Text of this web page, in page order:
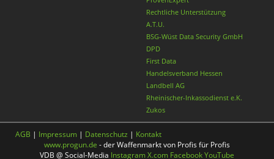
Rechtliche Unterstützung
A.T.U.
BSG-Wüst Data Security GmbH
DPD
First Data
Handelsverband Hessen
Landbell AG
Rheinischer-Inkassodienst e.K.
Zukos
AGB | Impressum | Datenschutz | Kontakt
www.progun.de - der Waffenmarkt von Profis für Profis
VDB @ Social-Media InstagramX.com FacebookYouTube